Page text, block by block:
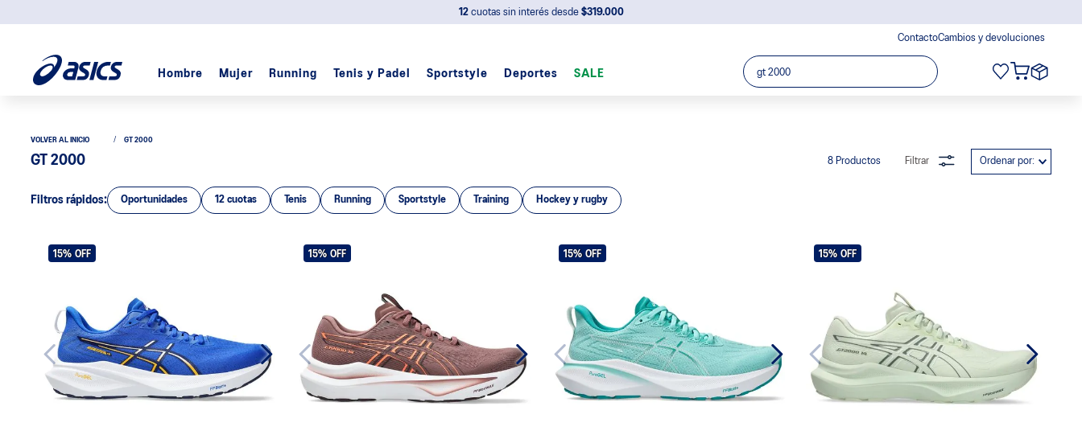
12cuotas sin interés desde $319.000
ContactoCambios y devoluciones
Hombre Mujer Running Tenis y Padel Sportstyle Deportes SALE
Buscar...
GT 2000
GT 2000 8 Productos Filtrar Ordenar por
Filtros rápidos: Oportunidades 12 cuotas Tenis Running Sportstyle Training Hockey y rugby
15% OFF 15% OFF 15% OFF 15% OFF